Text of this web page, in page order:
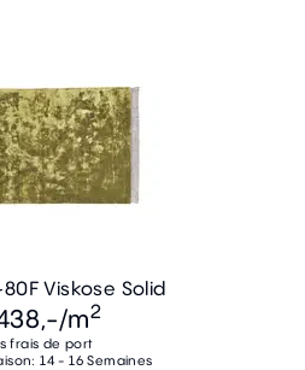
Viskose Solid
/m2
frais de port
14 - 16 Semaines